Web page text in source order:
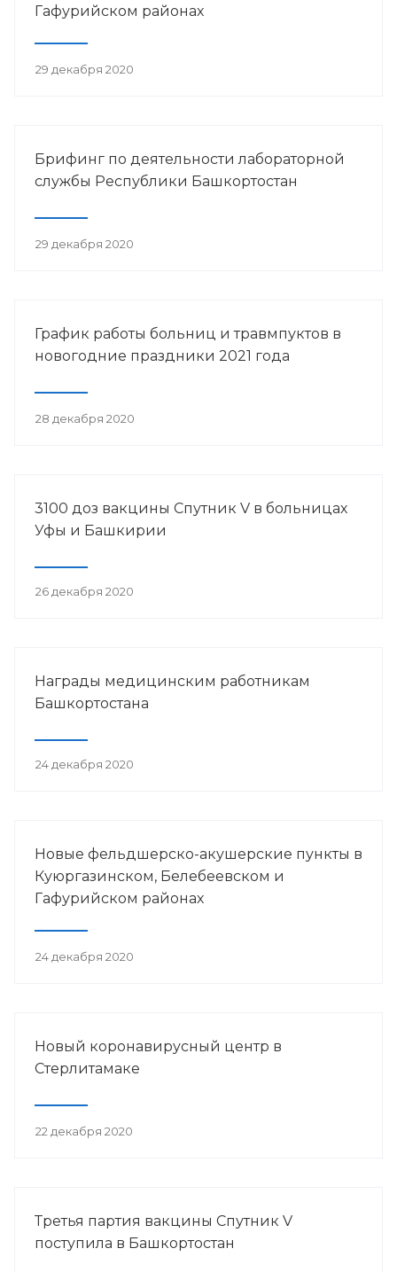
Гафурийском районах
29 декабря 2020
Брифинг по деятельности лабораторной
службы Республики Башкортостан
29 декабря 2020
График работы больниц и травмпуктов в
новогодние праздники 2021 года
28 декабря 2020
3100 доз вакцины Спутник V в больницах
Уфы и Башкирии
26 декабря 2020
Награды медицинским работникам
Башкортостана
24 декабря 2020
Новые фельдшерско-акушерские пункты в
Куюргазинском, Белебеевском и
Гафурийском районах
24 декабря 2020
Новый коронавирусный центр в
Стерлитамаке
22 декабря 2020
Третья партия вакцины Спутник V
поступила в Башкортостан